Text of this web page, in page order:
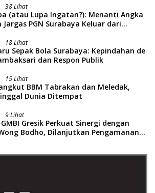
38 Lihat
(atau Lupa Ingatan?): Menanti Angka
Jargas PGN Surabaya Keluar dari
18 Lihat
Sepak Bola Surabaya: Kepindahan de
dan Respon Publik
15 Lihat
BBM Tabrakan dan Meledak,
Dunia Ditempat
9 Lihat
Gresik Perkuat Sinergi dengan
Bodho, Dilanjutkan Pengamanan